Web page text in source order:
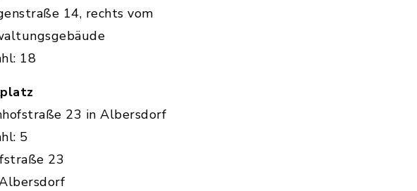
14, rechts vom
18
23 in Albersdorf
5
23